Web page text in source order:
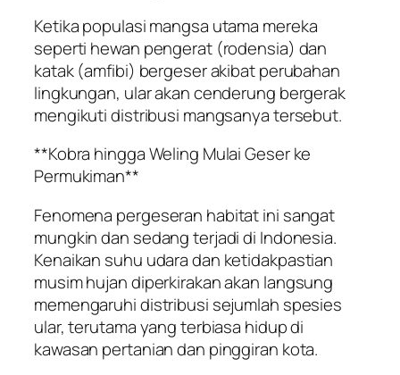
Ketika populasi mangsa utama mereka
seperti hewan pengerat (rodensia) dan
katak (amfibi) bergeser akibat perubahan
lingkungan, ular akan cenderung bergerak
mengikuti distribusi mangsanya tersebut.
**Kobra hingga Weling Mulai Geser ke
Permukiman**
Fenomena pergeseran habitat ini sangat
mungkin dan sedang terjadi di Indonesia.
Kenaikan suhu udara dan ketidakpastian
musim hujan diperkirakan akan langsung
memengaruhi distribusi sejumlah spesies
ular, terutama yang terbiasa hidup di
kawasan pertanian dan pinggiran kota.